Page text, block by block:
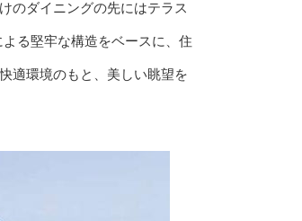
のダイニングの先にはテラス
る堅牢な構造をベースに、住
適環境のもと、美しい眺望を